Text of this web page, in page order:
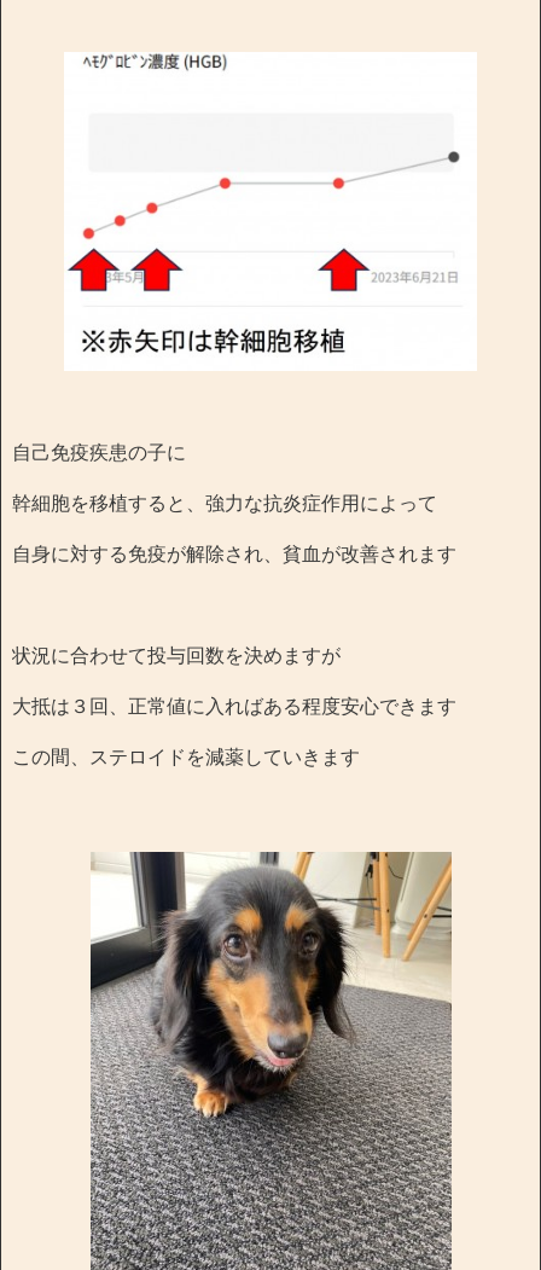
自己免疫疾患の子に
幹細胞を移植すると、強力な抗炎症作用によって
自身に対する免疫が解除され、貧血が改善されます
状況に合わせて投与回数を決めますが
大抵は３回、正常値に入ればある程度安心できます
この間、ステロイドを減薬していきます